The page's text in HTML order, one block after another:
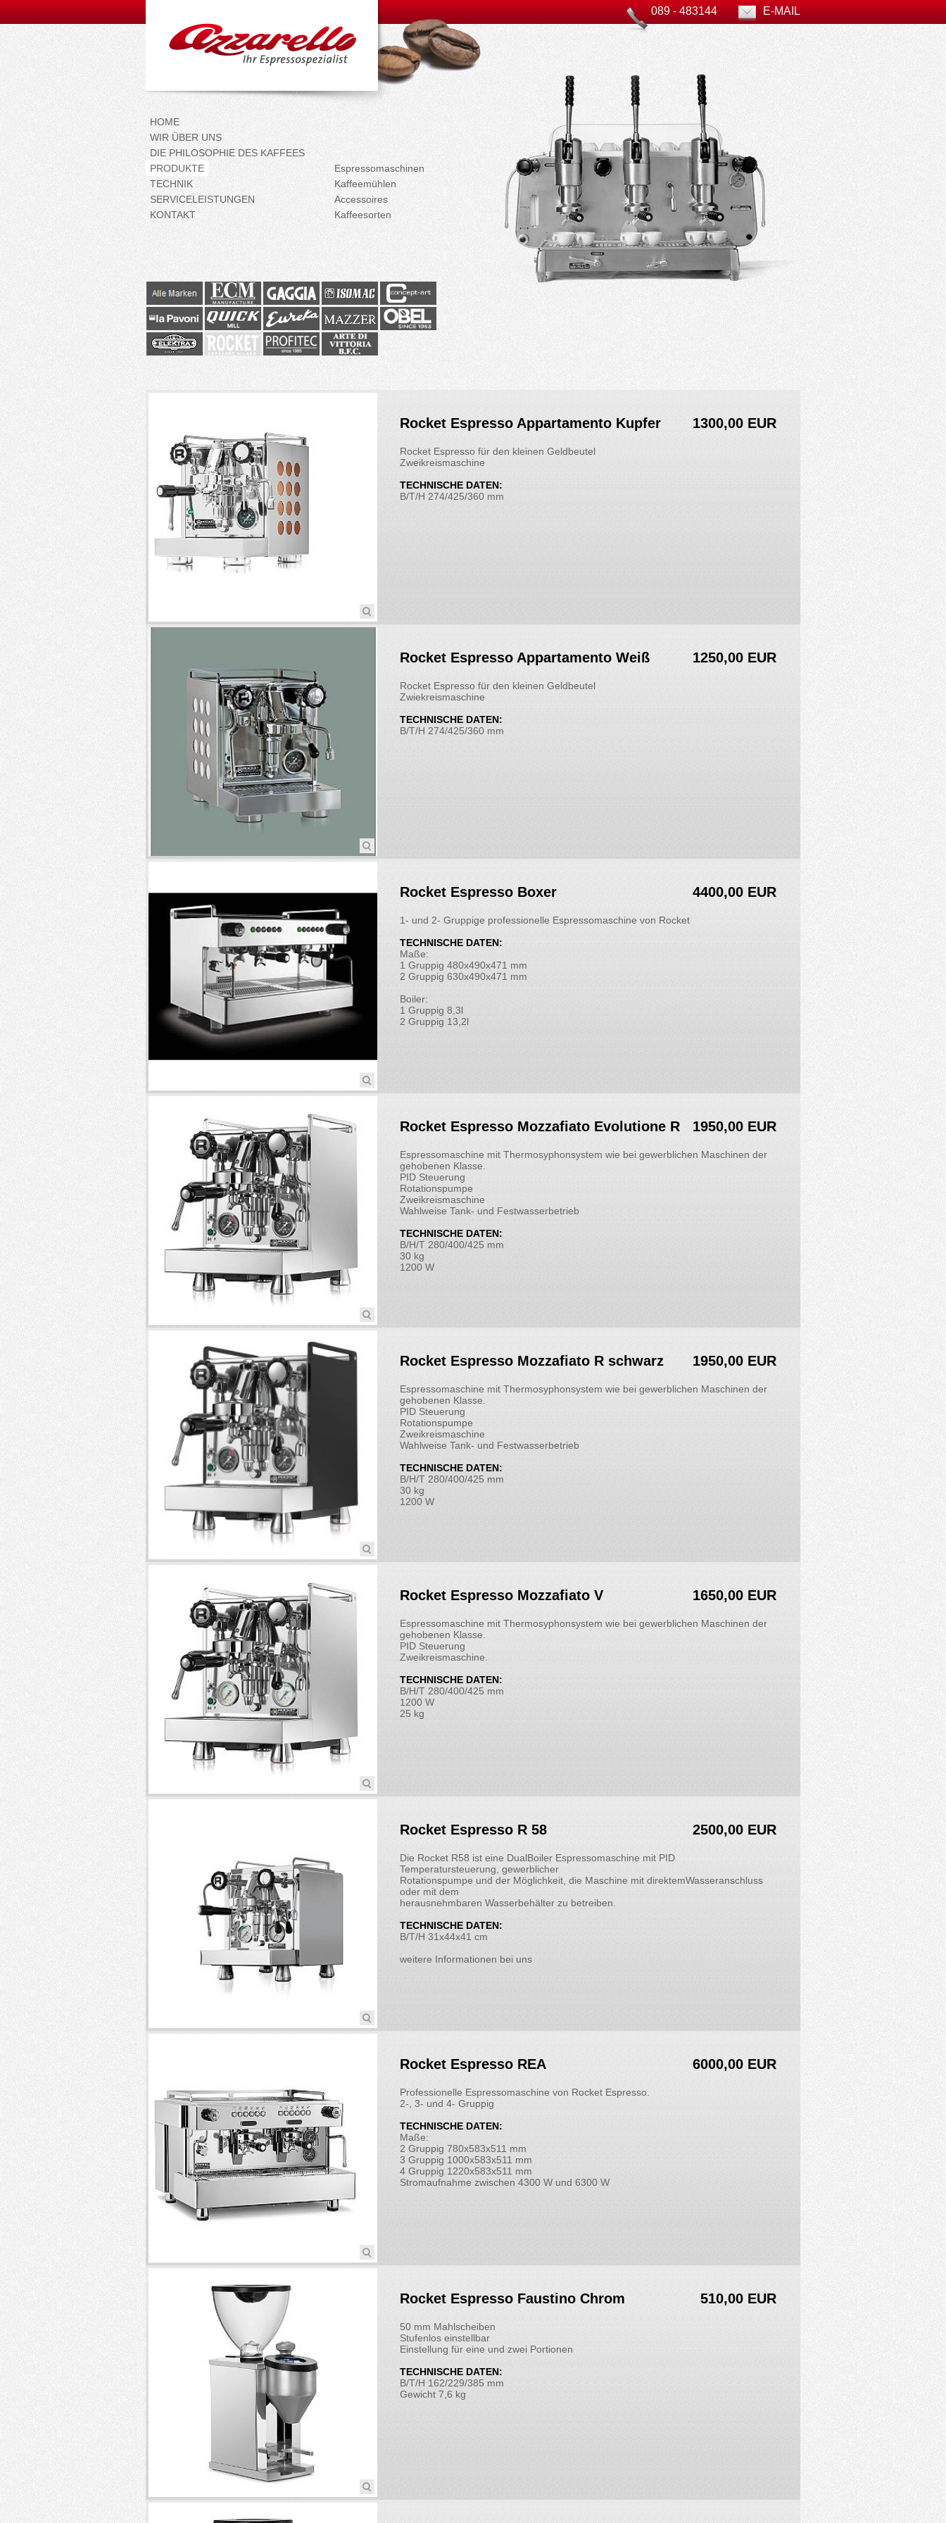
089 - 483144 E-MAIL
HOME
WIR ÜBER UNS
DIE PHILOSOPHIE DES KAFFEES
PRODUKTE
TECHNIK
SERVICELEISTUNGEN
KONTAKT
Espressomaschinen
Kaffeemühlen
Accessoires
Kaffeesorten
Rocket Espresso Appartamento Kupfer 1300,00 EUR
Rocket Espresso für den kleinen Geldbeutel
Zweikreismaschine
TECHNISCHE DATEN:
B/T/H 274/425/360 mm
Rocket Espresso Appartamento Weiß 1250,00 EUR
Rocket Espresso für den kleinen Geldbeutel
Zwiekreismaschine
TECHNISCHE DATEN:
B/T/H 274/425/360 mm
Rocket Espresso Boxer 4400,00 EUR
1- und 2- Gruppige professionelle Espressomaschine von Rocket
TECHNISCHE DATEN:
Maße:
1 Gruppig 480x490x471 mm
2 Gruppig 630x490x471 mm
Boiler:
1 Gruppig 8,3l
2 Gruppig 13,2l
Rocket Espresso Mozzafiato Evolutione R 1950,00 EUR
Espressomaschine mit Thermosyphonsystem wie bei gewerblichen Maschinen der
gehobenen Klasse.
PID Steuerung
Rotationspumpe
Zweikreismaschine
Wahlweise Tank- und Festwasserbetrieb
TECHNISCHE DATEN:
B/H/T 280/400/425 mm
30 kg
1200 W
Rocket Espresso Mozzafiato R schwarz 1950,00 EUR
Espressomaschine mit Thermosyphonsystem wie bei gewerblichen Maschinen der
gehobenen Klasse.
PID Steuerung
Rotationspumpe
Zweikreismaschine
Wahlweise Tank- und Festwasserbetrieb
TECHNISCHE DATEN:
B/H/T 280/400/425 mm
30 kg
1200 W
Rocket Espresso Mozzafiato V 1650,00 EUR
Espressomaschine mit Thermosyphonsystem wie bei gewerblichen Maschinen der
gehobenen Klasse.
PID Steuerung
Zweikreismaschine.
TECHNISCHE DATEN:
B/H/T 280/400/425 mm
1200 W
25 kg
Rocket Espresso R 58 2500,00 EUR
Die Rocket R58 ist eine DualBoiler Espressomaschine mit PID
Temperatursteuerung, gewerblicher
Rotationspumpe und der Möglichkeit, die Maschine mit direktemWasseranschluss
oder mit dem
herausnehmbaren Wasserbehälter zu betreiben.
TECHNISCHE DATEN:
B/T/H 31x44x41 cm
weitere Informationen bei uns
Rocket Espresso REA 6000,00 EUR
Professionelle Espressomaschine von Rocket Espresso.
2-, 3- und 4- Gruppig
TECHNISCHE DATEN:
Maße:
2 Gruppig 780x583x511 mm
3 Gruppig 1000x583x511 mm
4 Gruppig 1220x583x511 mm
Stromaufnahme zwischen 4300 W und 6300 W
Rocket Espresso Faustino Chrom 510,00 EUR
50 mm Mahlscheiben
Stufenlos einstellbar
Einstellung für eine und zwei Portionen
TECHNISCHE DATEN:
B/T/H 162/229/385 mm
Gewicht 7,6 kg